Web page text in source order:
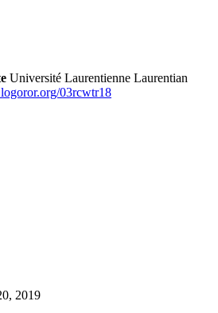
Université Laurentienne Laurentian
ror.org/03rcwtr18
2019